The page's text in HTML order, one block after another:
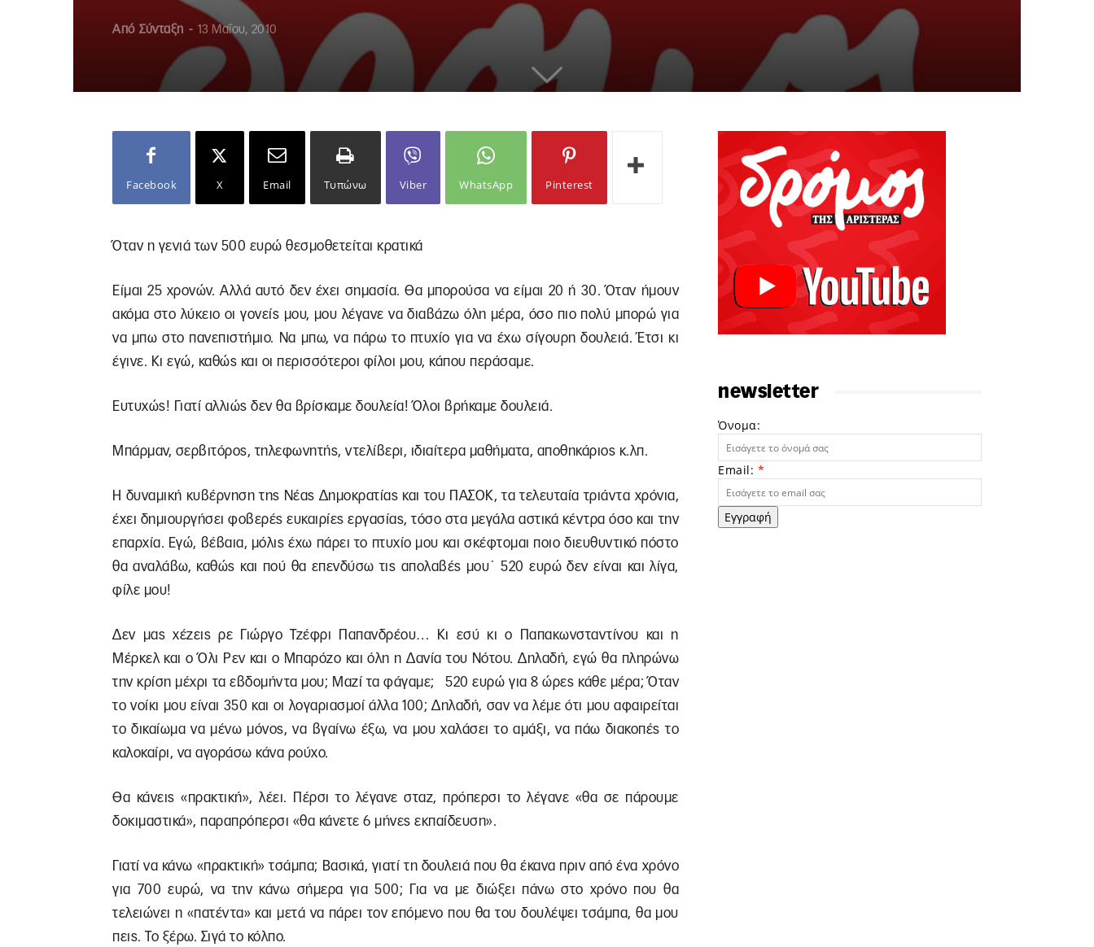
Από Σύνταξη - 13 Μαΐου, 2010
Facebook X Email Τυπώνω Viber WhatsApp Pinterest
Όταν η γενιά των 500 ευρώ θεσμοθετείται κρατικά
Είμαι 25 χρονών. Αλλά αυτό δεν έχει σημασία. Θα μπορούσα να είμαι 20 ή 30. Όταν ήμουν
ακόμα στο λύκειο οι γονείς μου, μου λέγανε να διαβάζω όλη μέρα, όσο πιο πολύ μπορώ για
να μπω στο πανεπιστήμιο. Να μπω, να πάρω το πτυχίο για να έχω σίγουρη δουλειά. Έτσι κι
έγινε. Κι εγώ, καθώς και οι περισσότεροι φίλοι μου, κάπου περάσαμε.
Ευτυχώς! Γιατί αλλιώς δεν θα βρίσκαμε δουλεία! Όλοι βρήκαμε δουλειά.
Μπάρμαν, σερβιτόρος, τηλεφωνητής, ντελίβερι, ιδιαίτερα μαθήματα, αποθηκάριος κ.λπ.
Η δυναμική κυβέρνηση της Νέας Δημοκρατίας και του ΠΑΣΟΚ, τα τελευταία τριάντα χρόνια,
έχει δημιουργήσει φοβερές ευκαιρίες εργασίας, τόσο στα μεγάλα αστικά κέντρα όσο και την
επαρχία. Εγώ, βέβαια, μόλις έχω πάρει το πτυχίο μου και σκέφτομαι ποιο διευθυντικό πόστο
θα αναλάβω, καθώς και πού θα επενδύσω τις απολαβές μου˙ 520 ευρώ δεν είναι και λίγα,
φίλε μου!
Δεν μας χέζεις ρε Γιώργο Τζέφρι Παπανδρέου… Κι εσύ κι ο Παπακωνσταντίνου και η
Μέρκελ και ο Όλι Ρεν και ο Μπαρόζο και όλη η Δανία του Νότου. Δηλαδή, εγώ θα πληρώνω
την κρίση μέχρι τα εβδομήντα μου; Μαζί τα φάγαμε; 520 ευρώ για 8 ώρες κάθε μέρα; Όταν
το νοίκι μου είναι 350 και οι λογαριασμοί άλλα 100; Δηλαδή, σαν να λέμε ότι μου αφαιρείται
το δικαίωμα να μένω μόνος, να βγαίνω έξω, να μου χαλάσει το αμάξι, να πάω διακοπές το
καλοκαίρι, να αγοράσω κάνα ρούχο.
Θα κάνεις «πρακτική», λέει. Πέρσι το λέγανε σταζ, πρόπερσι το λέγανε «θα σε πάρουμε
δοκιμαστικά», παραπρόπερσι «θα κάνετε 6 μήνες εκπαίδευση».
Γιατί να κάνω «πρακτική» τσάμπα; Βασικά, γιατί τη δουλειά που θα έκανα πριν από ένα χρόνο
για 700 ευρώ, να την κάνω σήμερα για 500; Για να με διώξει πάνω στο χρόνο που θα
τελειώνει η «πατέντα» και μετά να πάρει τον επόμενο που θα του δουλέψει τσάμπα, θα μου
πεις. Το ξέρω. Σιγά το κόλπο.
newsletter
Όνομα:
Email: *
Εγγραφή